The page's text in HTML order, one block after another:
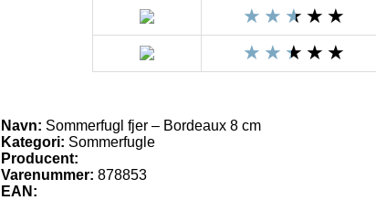
Navn: Sommerfugl fjer – Bordeaux 8 cm
Kategori: Sommerfugle
Producent:
Varenummer: 878853
EAN: